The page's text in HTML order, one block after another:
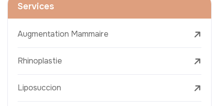
Services
Augmentation Mammaire
Rhinoplastie
Liposuccion